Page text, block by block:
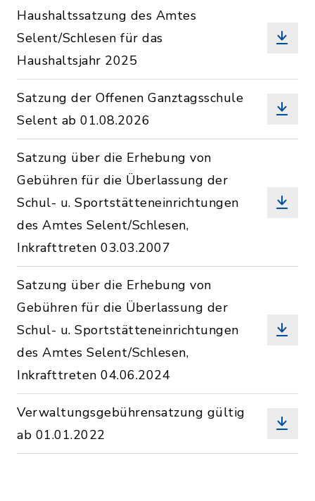
Haushaltssatzung des Amtes
Selent/Schlesen für das
Haushaltsjahr 2025
Satzung der Offenen Ganztagsschule
Selent ab 01.08.2026
Satzung über die Erhebung von
Gebühren für die Überlassung der
Schul- u. Sportstätteneinrichtungen
des Amtes Selent/Schlesen,
Inkrafttreten 03.03.2007
Satzung über die Erhebung von
Gebühren für die Überlassung der
Schul- u. Sportstätteneinrichtungen
des Amtes Selent/Schlesen,
Inkrafttreten 04.06.2024
Verwaltungsgebührensatzung gültig
ab 01.01.2022